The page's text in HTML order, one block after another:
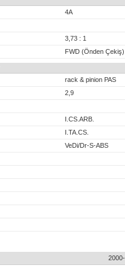
4A
3,73 : 1
FWD (Önden Çekiş)
rack & pinion PAS
2,9
I.CS.ARB.
I.TA.CS.
VeDi/Dr-S-ABS